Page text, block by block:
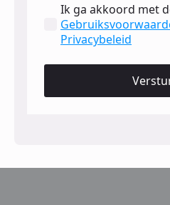
Ik ga akkoord met
Privacybeleid